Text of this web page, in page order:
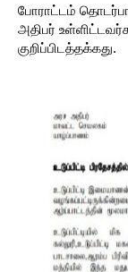
போராட்டம்
அதிபர்
குறிப்பிடத்தக்கது.